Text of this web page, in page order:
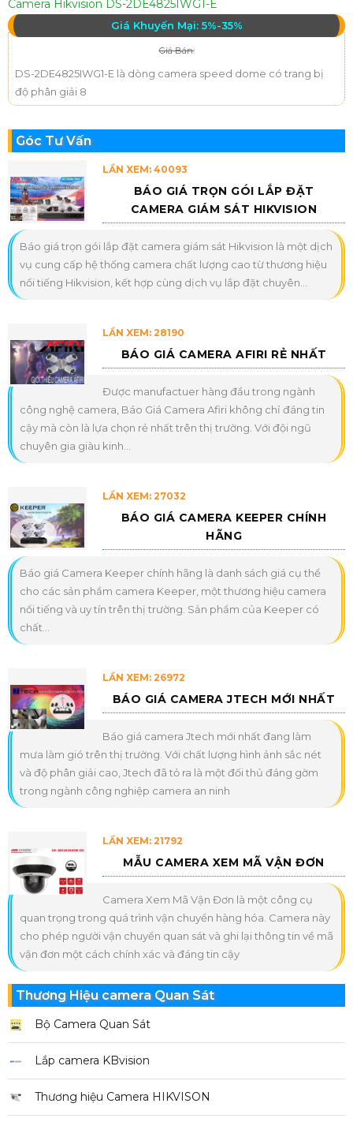
Camera Hikvision DS-2DE4825IWG1-E
Giá Khuyến Mại: 5%-35%
Giá Bán:
DS-2DE4825IWG1-E là dòng camera speed dome có trang bị
độ phân giải 8
Góc Tư Vấn
LẦN XEM: 40093
BÁO GIÁ TRỌN GÓI LẮP ĐẶT
CAMERA GIÁM SÁT HIKVISION
Báo giá trọn gói lắp đặt camera giám sát Hikvision là một dịch
vụ cung cấp hệ thống camera chất lượng cao từ thương hiệu
nổi tiếng Hikvision, kết hợp cùng dịch vụ lắp đặt chuyên...
LẦN XEM: 28190
BÁO GIÁ CAMERA AFIRI RẺ NHẤT
Được manufactuer hàng đầu trong ngành
công nghệ camera, Báo Giá Camera Afiri không chỉ đáng tin
cậy mà còn là lựa chọn rẻ nhất trên thị trường. Với đội ngũ
chuyên gia giàu kinh...
LẦN XEM: 27032
BÁO GIÁ CAMERA KEEPER CHÍNH
HÃNG
Báo giá Camera Keeper chính hãng là danh sách giá cụ thể
cho các sản phẩm camera Keeper, một thương hiệu camera
nổi tiếng và uy tín trên thị trường. Sản phẩm của Keeper có
chất...
LẦN XEM: 26972
BÁO GIÁ CAMERA JTECH MỚI NHẤT
Báo giá camera Jtech mới nhất đang làm
mưa làm gió trên thị trường. Với chất lượng hình ảnh sắc nét
và độ phân giải cao, Jtech đã tỏ ra là một đối thủ đáng gờm
trong ngành công nghiệp camera an ninh
LẦN XEM: 21792
MẪU CAMERA XEM MÃ VẬN ĐƠN
Camera Xem Mã Vận Đơn là một công cụ
quan trọng trong quá trình vận chuyển hàng hóa. Camera này
cho phép người vận chuyển quan sát và ghi lại thông tin về mã
vận đơn một cách chính xác và đáng tin cậy
Thương Hiệu camera Quan Sát
Bộ Camera Quan Sát
Lắp camera KBvision
Thương hiệu Camera HIKVISON